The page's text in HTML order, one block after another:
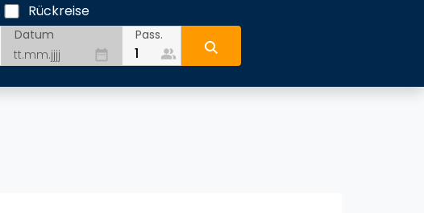
Rückreise
Datum
date_range
Pass.
people_alt